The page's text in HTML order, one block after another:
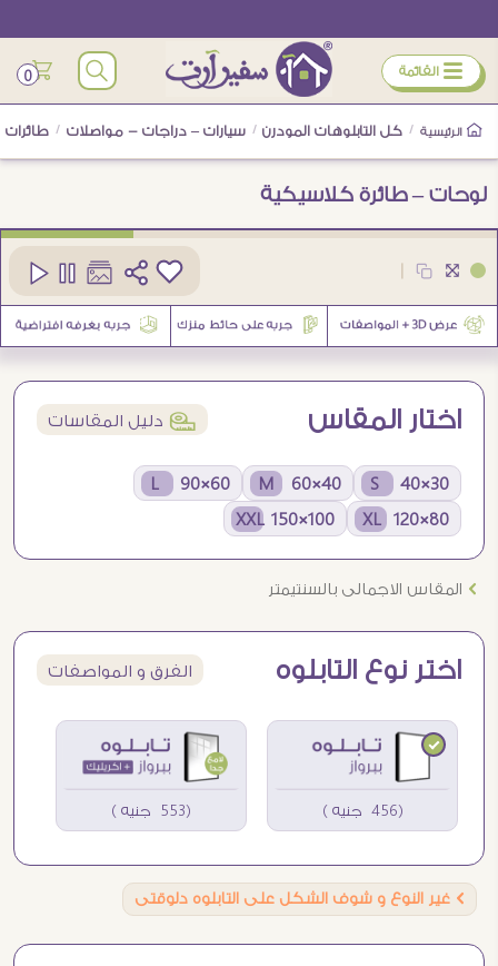
ÿ القائمة 0
الرئيسية / كل التابلوهات المودرن / سيارات – دراجات - مواصلات / طائرات
لوحات – طائرة كلاسيكية
اختار المقاس í دليل المقاسات
30×40 S
40×60 M
60×90 L
80×120 XL
100×150 XXL
Ö المقاس الاجمالى بالسنتيمتر
اختر نوع التابلوه الفرق و المواصفات
(456 جنيه ) (553 جنيه )
Ö غير النوع و شوف الشكل على التابلوه دلوقتى